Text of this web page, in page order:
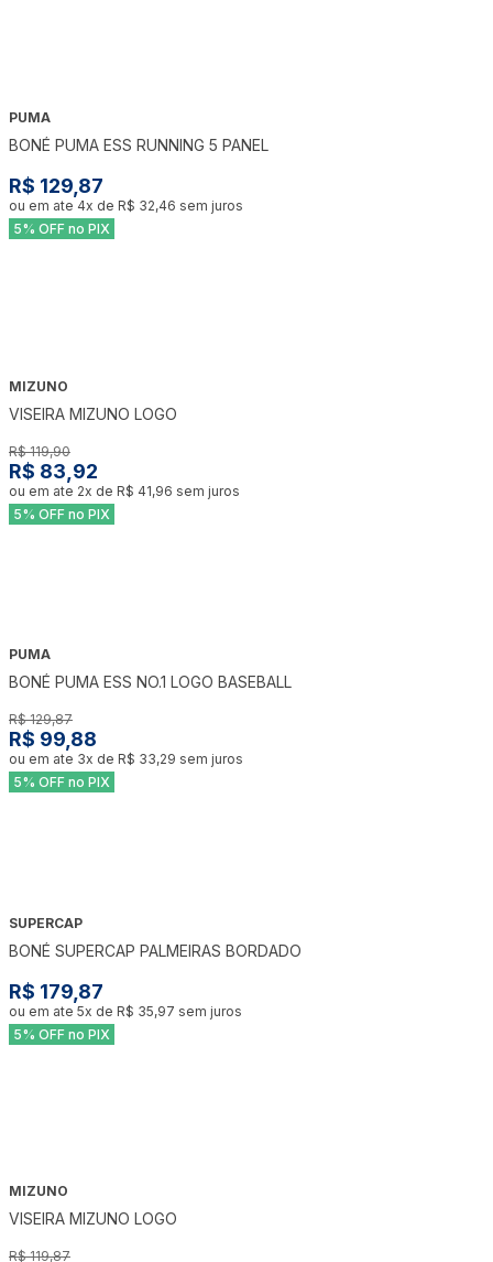
PUMA
BONÉ PUMA ESS RUNNING 5 PANEL
R$ 129,87
ou em ate 4x de R$ 32,46 sem juros
5% OFF no PIX
MIZUNO
VISEIRA MIZUNO LOGO
R$ 119,90
R$ 83,92
ou em ate 2x de R$ 41,96 sem juros
5% OFF no PIX
PUMA
BONÉ PUMA ESS NO.1 LOGO BASEBALL
R$ 129,87
R$ 99,88
ou em ate 3x de R$ 33,29 sem juros
5% OFF no PIX
SUPERCAP
BONÉ SUPERCAP PALMEIRAS BORDADO
R$ 179,87
ou em ate 5x de R$ 35,97 sem juros
5% OFF no PIX
MIZUNO
VISEIRA MIZUNO LOGO
R$ 119,87